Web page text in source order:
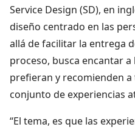
Service Design (SD), en
diseño centrado en las
allá de facilitar la entrega
proceso, busca encantar
prefieran y recomienden
conjunto de experiencias
“El tema, es que las